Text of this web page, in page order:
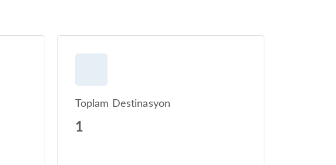
Toplam Destinasyon
1